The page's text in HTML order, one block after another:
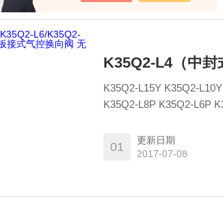
K35Q2-L15Y K35Q2-L10Y K35Q2-L8Y K35Q2-L6Y K35Q2-L4YK35Q2-L15P K35Q2-L10P
K35Q2-L8P K35Q2-L6P K35Q2-
01
更新日期
2017-07-08